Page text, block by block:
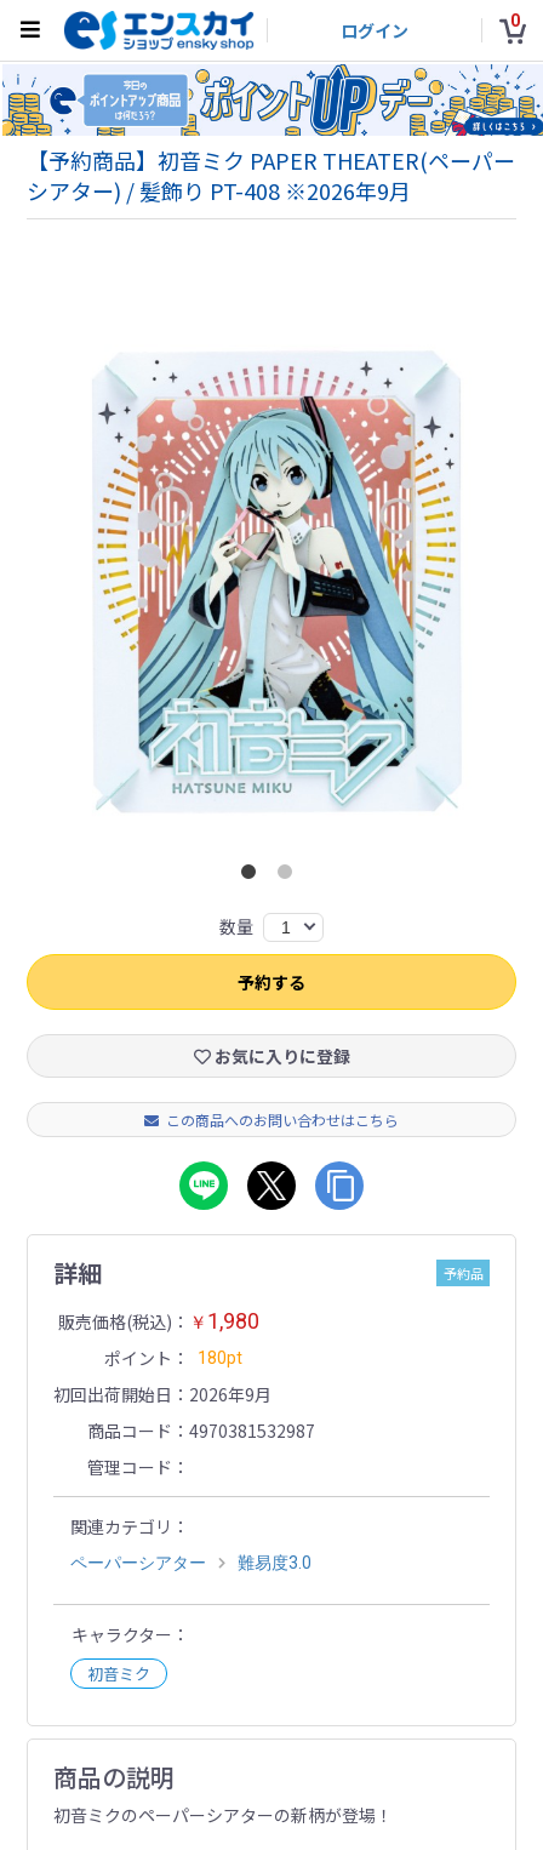
ログイン 0
【予約商品】初音ミク PAPER THEATER(ペーパー
シアター) / 髪飾り PT-408 ※2026年9月
数量 1
予約する
お気に入りに登録
この商品へのお問い合わせはこちら
詳細 予約品
販売価格(税込) ￥ 1,980
ポイント 180pt
初回出荷開始日
2026年9月
商品コード
4970381532987
管理コード
関連カテゴリ
ペーパーシアター 難易度3.0
キャラクター
初音ミク
商品の説明
初音ミクのペーパーシアターの新柄が登場！